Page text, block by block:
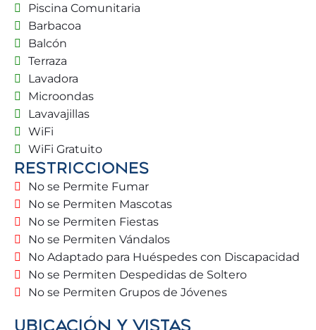
Netflix 🎬 disfrutando con la familia de su gran
variedad cinematográfica.
Con más de 300 días de sol al año, Benalmádena
es el lugar ideal incluso en invierno ☀️, donde
tomar el sol a 20º es una realidad.
Disfrute de magníficos paseos por el Puerto
Deportivo de Benalmádena y su paseo marítimo, y
disfrute de nuestra extensa y variada gastronomía
de alta calidad.
🏡 VIVIENDA
La villa está situada en una zona privilegiada.
Residencial vigilado 24 horas 🛡️.
Tiene un acceso desde la calle con zonas verdes 🌿
e iluminada durante la noche.
Las zonas comunes de la villa brindan gran espacio,
Piscina Comunitaria
Barbacoa
Balcón
Terraza
Lavadora
Microondas
Lavavajillas
WiFi
WiFi Gratuito
RESTRICCIONES
No se Permite Fumar
No se Permiten Mascotas
No se Permiten Fiestas
No se Permiten Vándalos
No Adaptado para Huéspedes con Discapacidad
No se Permiten Despedidas de Soltero
No se Permiten Grupos de Jóvenes
UBICACIÓN Y VISTAS